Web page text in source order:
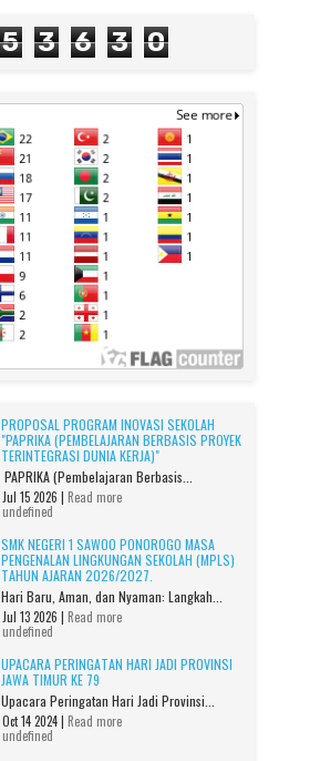
5 3 6 3 0
PROPOSAL PROGRAM INOVASI SEKOLAH
"PAPRIKA (PEMBELAJARAN BERBASIS PROYEK
TERINTEGRASI DUNIA KERJA)"
PAPRIKA (Pembelajaran Berbasis...
Jul 15 2026 | Read more
undefined
SMK NEGERI 1 SAWOO PONOROGO MASA
PENGENALAN LINGKUNGAN SEKOLAH (MPLS)
TAHUN AJARAN 2026/2027.
Hari Baru, Aman, dan Nyaman: Langkah...
Jul 13 2026 | Read more
undefined
UPACARA PERINGATAN HARI JADI PROVINSI
JAWA TIMUR KE 79
Upacara Peringatan Hari Jadi Provinsi...
Oct 14 2024 | Read more
undefined